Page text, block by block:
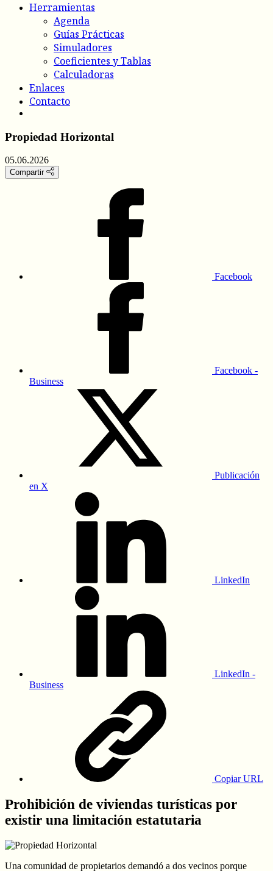
Herramientas
Agenda
Guías Prácticas
Simuladores
Coeficientes y Tablas
Calculadoras
Enlaces
Contacto
Propiedad Horizontal
05.06.2026
Compartir
Facebook
Facebook -
Business
Publicación
en X
LinkedIn
LinkedIn -
Business
Copiar URL
Prohibición de viviendas turísticas por
existir una limitación estatutaria
Una comunidad de propietarios demandó a dos vecinos porque